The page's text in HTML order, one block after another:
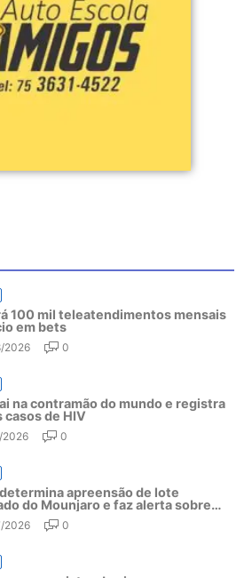
100 mil teleatendimentos mensais
em bets
2026 0
na contramão do mundo e registra
casos de HIV
2026 0
apreensão de lote
do Mounjaro e faz alerta sobre
medicamento
2026 0